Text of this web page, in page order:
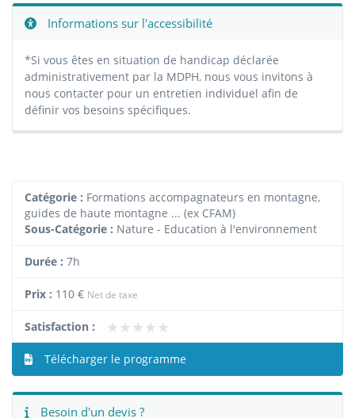
Informations sur l'accessibilité
*Si vous êtes en situation de handicap déclarée
administrativement par la MDPH, nous vous invitons à
nous contacter pour un entretien individuel afin de
définir vos besoins spécifiques.
Catégorie : Formations accompagnateurs en montagne,
guides de haute montagne ... (ex CFAM)
Sous-Catégorie : Nature - Education à l'environnement
Durée : 7h
Prix : 110 € Net de taxe
Satisfaction : ★★★★★
★★★★★
Télécharger le programme
Besoin d'un devis ?